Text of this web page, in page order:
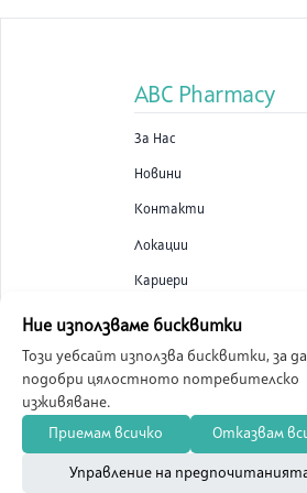
ABC Pharmacy
За Нас
Новини
Контакти
Локации
Кариери
ABC Pharmacy
лицензирана
Ние използваме бисквитки
Този уебсайт използва бисквитки, за да
подобри цялостното потребителско
изживяване.
Приемам всичко
Отказвам
Управление на